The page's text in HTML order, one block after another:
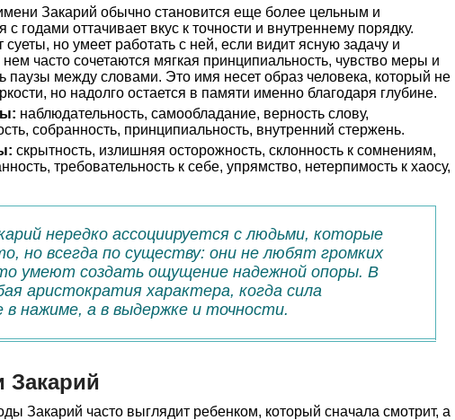
Закарий обычно становится еще более цельным и
годами оттачивает вкус к точности и внутреннему порядку.
но умеет работать с ней, если видит ясную задачу и
нем часто сочетаются мягкая принципиальность, чувство меры и
паузы между словами. Это имя несет образ человека, который не
но надолго остается в памяти именно благодаря глубине.
наблюдательность, самообладание, верность слову,
собранность, принципиальность, внутренний стержень.
скрытность, излишняя осторожность, склонность к сомнениям,
требовательность к себе, упрямство, нетерпимость к хаосу,
нередко ассоциируется с людьми, которые
но всегда по существу: они не любят громких
умеют создать ощущение надежной опоры. В
аристократия характера, когда сила
в нажиме, а в выдержке и точности.
Закарий
Закарий часто выглядит ребенком, который сначала смотрит, а